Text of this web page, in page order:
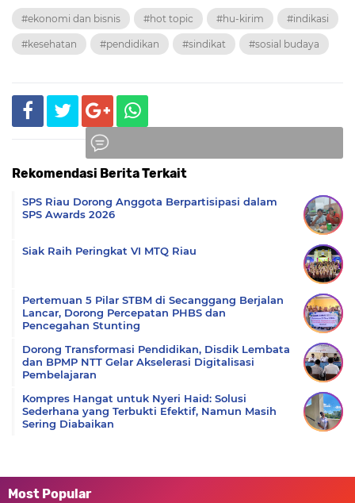
#ekonomi dan bisnis #hot topic #hu-kirim #indikasi
#kesehatan #pendidikan #sindikat #sosial budaya
Rekomendasi Berita Terkait
SPS Riau Dorong Anggota Berpartisipasi dalam
SPS Awards 2026
Siak Raih Peringkat VI MTQ Riau
Pertemuan 5 Pilar STBM di Secanggang Berjalan
Lancar, Dorong Percepatan PHBS dan
Pencegahan Stunting
Dorong Transformasi Pendidikan, Disdik Lembata
dan BPMP NTT Gelar Akselerasi Digitalisasi
Pembelajaran
Kompres Hangat untuk Nyeri Haid: Solusi
Sederhana yang Terbukti Efektif, Namun Masih
Sering Diabaikan
Most Popular